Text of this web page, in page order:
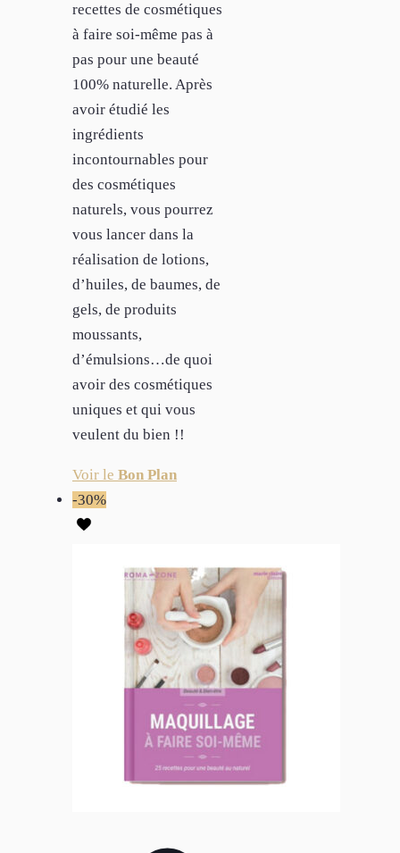
recettes de cosmétiques
à faire soi-même pas à
pas pour une beauté
100% naturelle. Après
avoir étudié les
ingrédients
incontournables pour
des cosmétiques
naturels, vous pourrez
vous lancer dans la
réalisation de lotions,
d’huiles, de baumes, de
gels, de produits
moussants,
d’émulsions…de quoi
avoir des cosmétiques
uniques et qui vous
veulent du bien !!
Voir le Bon Plan
-30%